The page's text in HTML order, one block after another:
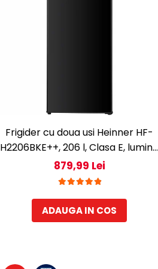
Frigider cu doua usi Heinner HF-
H2206BKE++, 206 l, Clasa E, lumina
LED, 3 rafturi de sticla, H 143 cm,
Negru
879,99 Lei
ADAUGA IN COS